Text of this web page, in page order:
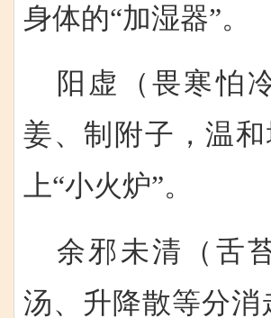
身体的“加湿器”。
阳虚（畏寒怕
姜、制附子，温
上“小火炉”。
余邪未清（舌
汤、升降散等分